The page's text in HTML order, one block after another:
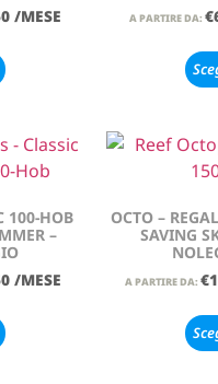
/MESE A PARTIRE DA: €
100-HOB
–
/MESE
OCTO –
SAVING
A PARTIRE DA: €